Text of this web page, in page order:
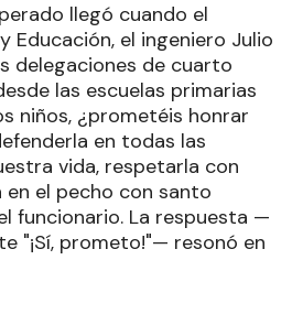
llegó cuando el
Educación, el ingeniero Julio
delegaciones de cuarto
las escuelas primarias
niños, ¿prometéis honrar
en todas las
vida, respetarla con
en el pecho con santo
funcionario. La respuesta —
"¡Sí, prometo!"— resonó en